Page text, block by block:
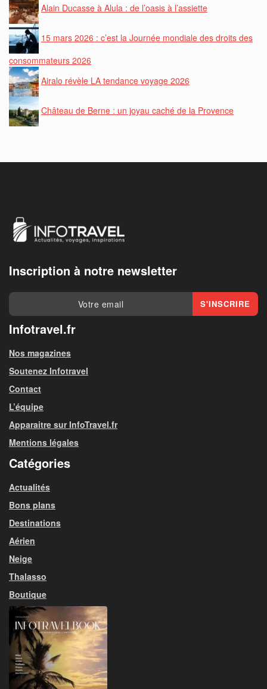
Alain Ducasse à Alula : de l’oasis à l’assiette
15 mars 2026 : c’est la Journée mondiale des droits des
consommateurs 2026
Airalo révèle LA tendance voyage 2026
Château de Berne : un joyau caché de la Provence
Inscription à notre newsletter
Infotravel.fr
Nos magazines
Soutenez Infotravel
Contact
L’équipe
Apparaitre sur InfoTravel.fr
Mentions légales
Catégories
Actualités
Bons plans
Destinations
Aérien
Neige
Thalasso
Boutique